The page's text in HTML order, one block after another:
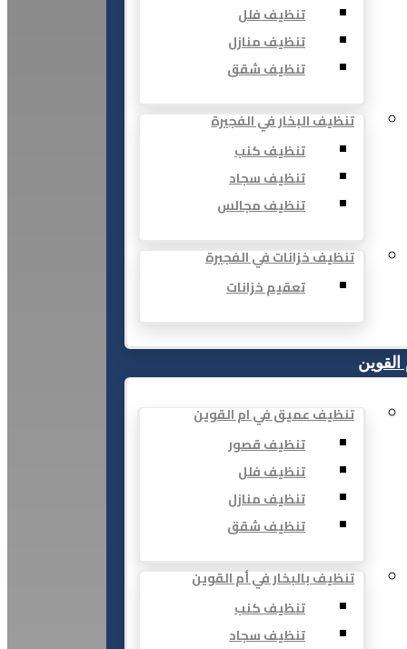
تنظيف فلل
تنظيف منازل
تنظيف شقق
تنظيف البخار في الفجيرة
تنظيف كنب
تنظيف سجاد
تنظيف مجالس
تنظيف خزانات في الفجيرة
تعقيم خزانات
القوين
تنظيف عميق في ام القوين
تنظيف قصور
تنظيف فلل
تنظيف منازل
تنظيف شقق
تنظيف بالبخار في أم القوين
تنظيف كنب
تنظيف سجاد